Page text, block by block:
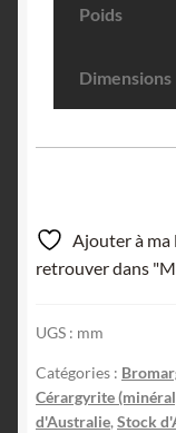
Poids
Dimensions
Ajouter à ma
retrouver dans
UGS : mm
Catégories :
Cérargyrite
d'Australie, Stock